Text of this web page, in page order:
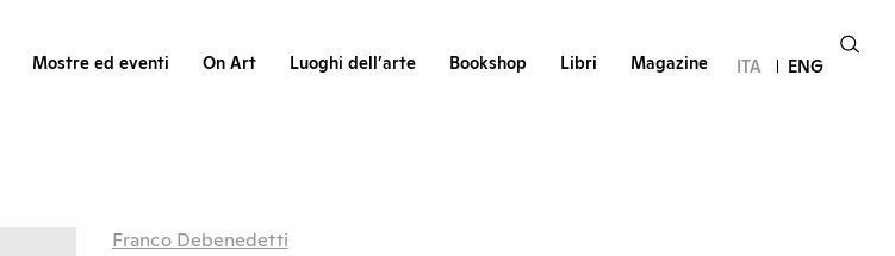
Mostre ed eventi On Art Luoghi dell’arte Bookshop Libri Magazine ITA ENG
Franco Debenedetti